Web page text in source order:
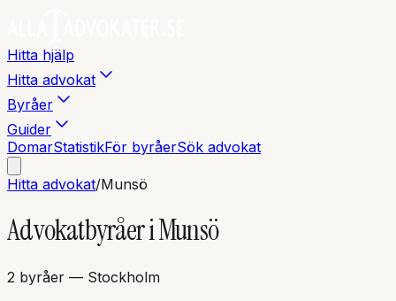
Hitta hjälp
Hitta advokat
Byråer
Guider
DomarStatistikFör byråerSök advokat
Hitta advokat/Munsö
Advokatbyråer iMunsö
2 byråer — Stockholm